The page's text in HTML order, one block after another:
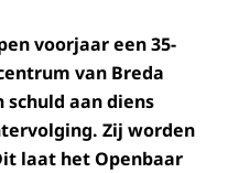
voorjaar een 35-
van Breda
aan diens
Zij worden
laat het Openbaar